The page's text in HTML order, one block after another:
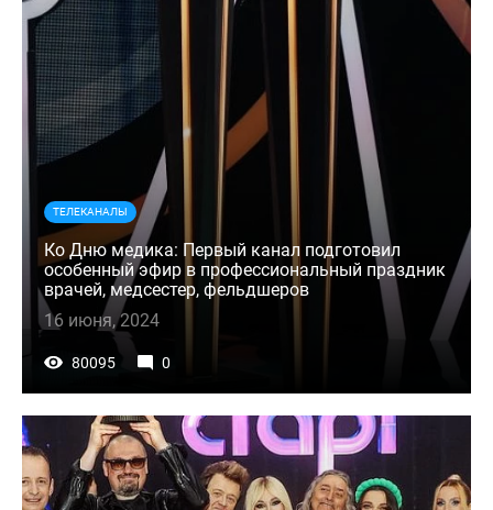
ТЕЛЕКАНАЛЫ
Ко Дню медика: Первый канал подготовил
особенный эфир в профессиональный праздник
врачей, медсестер, фельдшеров
16 июня, 2024
80095 0